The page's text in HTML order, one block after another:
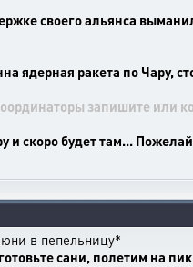
своего альянса
ядерная ракета по Чару,
запишите или
и скоро будет там...
в пепельницу*
сани, полетим на